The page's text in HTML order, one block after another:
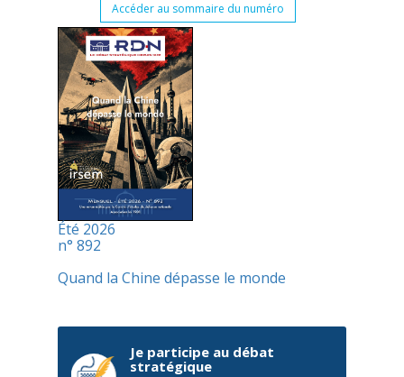
Accéder au sommaire du numéro
Été 2026
n° 892
Quand la Chine dépasse le monde
Je participe au débat
stratégique